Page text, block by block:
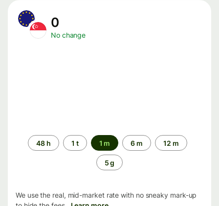
0
No change
Time
period
48 h 1 t 1 m 6 m 12 m
5 g
We use the real, mid-market rate with no sneaky mark-up